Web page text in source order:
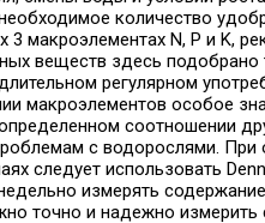
количество
макроэлементах N, P и K,
веществ здесь
регулярном
макроэлементов особое
соотношении
с водорослями. При
следует использовать
измерять
точно и надежно